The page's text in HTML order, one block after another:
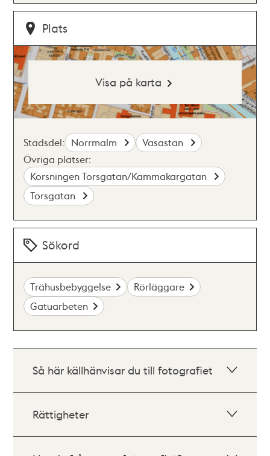
Plats
Visa på karta
Stadsdel: Norrmalm
Vasastan
Övriga platser:
Korsningen Torsgatan/Kammakargatan
Torsgatan
Sökord
Trähusbebyggelse
Rörläggare
Gatuarbeten
Så här källhänvisar du till fotografiet
Rättigheter